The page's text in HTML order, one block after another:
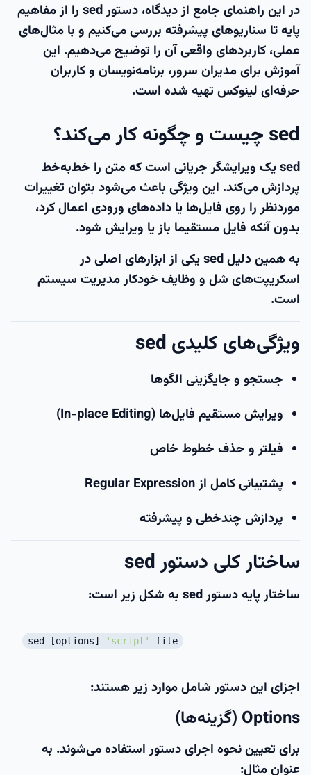
در این راهنمای جامع از دیدگاه، دستور sed را از مفاهیم
پایه تا سناریوهای پیشرفته بررسی می‌کنیم و با مثال‌های
عملی، کاربردهای واقعی آن را توضیح می‌دهیم. این
آموزش برای مدیران سرور، برنامه‌نویسان و کاربران
حرفه‌ای لینوکس تهیه شده است.
sed چیست و چگونه کار می‌کند؟
sed یک ویرایشگر جریانی است که متن را
خط‌به‌خط
پردازش می‌کند. این ویژگی باعث می‌شود بتوان تغییرات
موردنظر را روی فایل‌ها یا داده‌های ورودی اعمال کرد،
بدون آنکه فایل مستقیما باز یا ویرایش شود.
به همین دلیل sed یکی از ابزارهای اصلی در
اسکریپت‌های شل و وظایف خودکار مدیریت سیستم
است.
ویژگی‌های کلیدی sed
جستجو و جایگزینی الگوها
ویرایش مستقیم فایل‌ها (In-place Editing)
فیلتر و حذف خطوط خاص
پشتیبانی کامل از Regular Expression
پردازش چندخطی و پیشرفته
ساختار کلی دستور sed
ساختار پایه دستور sed به شکل زیر است:
sed [options] 'script' file
اجزای این دستور شامل موارد زیر هستند:
Options (گزینه‌ها)
برای تعیین نحوه اجرای دستور استفاده می‌شوند. به
عنوان مثال: